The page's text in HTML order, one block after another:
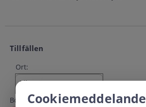
Tillfällen
Ort:
Börjar efter: Slutar före:
Cookiemeddelande